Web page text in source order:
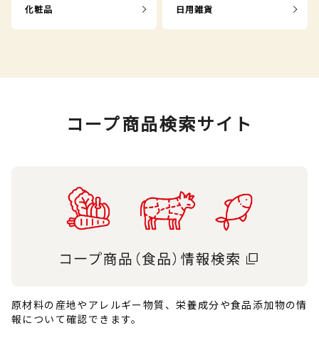
化粧品 日用雑貨
コープ商品検索サイト
原材料の産地やアレルギー物質、栄養成分や食品添加物の情
報について確認できます。